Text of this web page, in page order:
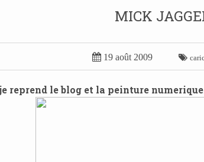
MICK
 19 août 2009 
reprend le blog et la peinture